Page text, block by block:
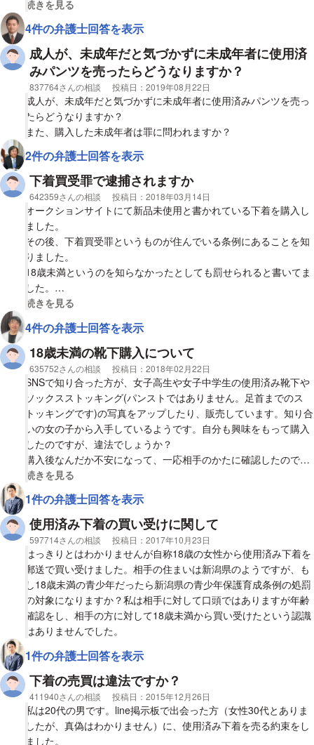
れてません)
体は行いましたが、再度そのアカウントが停止処分を受けたとの
ことで、別のアカウントから連絡がきました。
これだけ短期間でアカウント停止処分を繰り返し受けている相手
なので、もしかしたら18歳と言っていた事も嘘であったりするん
じゃ無いか、警察等の介入があるのでは、と不安になってきまし
た。
そこで質問なのです。
1、自称18以上(文章での確認のみですが)からの下着買い受けは条
例違反になるでしょうか？(ちなみに発送元も受け取りも東京で
す。)
2、現在商品自体は郵送中のため手元には届いておりませんが、
受け取り拒否などにした方がいいのでしょうか？
3、万が一18歳未満だった場合、当方はなんらかの処罰はありえ
るのでしょうか？
4、3があり得る場合、今の時点で出来る準備はあるのでしょう
か？
分かりにくい質問ですみません
御回答お待ちしております。
視覚的に省略された相談全文の
続きを見る
4件の弁護士回答を表示
成人が、未成年だと気づかずに未成年者に使用済
みパンツを売ったらどうなりますか？
相談者
837764さんの相談 投稿日： 2019年08月22日
成人が、未成年だと気づかずに未成年者に使用済みパンツを売っ
たらどうなりますか？
また、購入した未成年者は罪に問われますか？
2件の弁護士回答を表示
下着買受罪で逮捕されますか
相談者
642359さんの相談 投稿日： 2018年03月14日
オークションサイトにて新品未使用と書かれている下着を購入し
ました。
その後、下着買受罪というものが住んでいる条例にあることを知
りました。
18歳未満というのを知らなかったとしても罰せられると書いてま
した。
用済みであり、出品者が18歳未満だったら逮捕されるのでしょう
か。
私は着用済みの商品とは思っておらず、未使用品のつもりで購入
しました。
メールのやりとりのみで取引相手の年齢は確認していませんでし
た。
取引の内容のメールは残っています。
届いた商品は着用した感じはなく、きれいなものでしたが不安に
思っています。
視覚的に省略された相談全文の
続きを見る
4件の弁護士回答を表示
18歳未満の靴下購入について
相談者
635752さんの相談 投稿日： 2018年02月22日
SNSで知り合った方が、女子高生や女子中学生の使用済み靴下や
ソックスストッキング(パンストではありません。足首までのス
トッキングです)の写真をアップしたり、販売しています。知り合
いの女の子から入手しているようです。自分も興味をもって購入
したのですが、違法でしょうか？
購入後なんだか不安になって、一応相手のかたに確認したのです
が、「衣類の下に着るもの(ブラ、パンツ、パンティーストッキン
グは普通に生活してて目に見えるものなので下着には辺りませ
ん」と言われたのですが、それなら堂々と売買しても全く問題な
しなのでしょうか？（確かに売主はSNS上で特に隠すようでもな
く、堂々と販売していますし、自分以外にも購入者は結構いま
す）
オークションサイト等では普通に18歳未満の使用済み靴下が出品
され取引されています。
18歳未満の下着やパンストが条例違反の違法ということはわかる
のですが、靴下ならば問題ないのでしょうか？この考えで行くと
カートやブルマでも問題ないのであれば今後も購入しようと考え
ているのですが、止めておいたほうがいいでしょうか？
当方香川県で、売買の相手の方及び靴下の元の所有者の女子中学
生や女子高生の住所は不明です。
視覚的に省略された相談全文の
続きを見る
1件の弁護士回答を表示
使用済み下着の買い受けに関して
相談者
597714さんの相談 投稿日： 2017年10月23日
はっきりとはわかりませんが自称18歳の女性から使用済み下着を
郵送で買い受けました。相手の住まいは新潟県のようですが、も
し18歳未満の青少年だったら新潟県の青少年保護育成条例の処罰
の対象になりますか？私は相手に対して口頭ではありますが年齢
確認をし、相手の方に対して18歳未満から買い受けたという認識
はありませんでした。
1件の弁護士回答を表示
下着の売買は違法ですか？
相談者
411940さんの相談 投稿日： 2015年12月26日
私は20代の男です。line掲示板で出会った方（女性30代とありま
したが、真偽はわかりません）に、使用済み下着を売る約束をし
ました。